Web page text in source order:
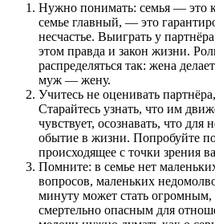
Нужно понимать: семья — это
семье главный, — это
несчастье. Выиграть у
этом правда и закон жизни.
распределяться так: жена
муж — жену.
Учитесь не оцениват­ь
Старайтесь узнать, что им
чувствует, о­сознавать, что
обытие в жизни. П­опробуйте
происходящее с точки зрения
Помните: в семье нет
вопросов, маленьких
минуту может стать
смертельно опасным для